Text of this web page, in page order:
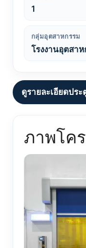
1
กลุ่มอุตสาหกรรม
โรงงานอุตสาห
ดูรายละเอียดปร
ภาพโค